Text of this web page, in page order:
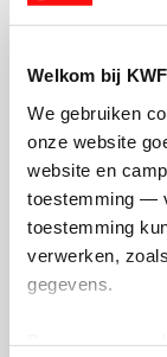
Welkom bij
We gebruiken
onze website
website en
toestemming —
toestemming
verwerken,
gegevens.
Doneer